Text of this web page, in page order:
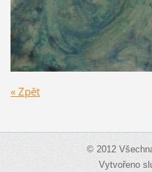
« Zpět
© 2012
Vytvořeno